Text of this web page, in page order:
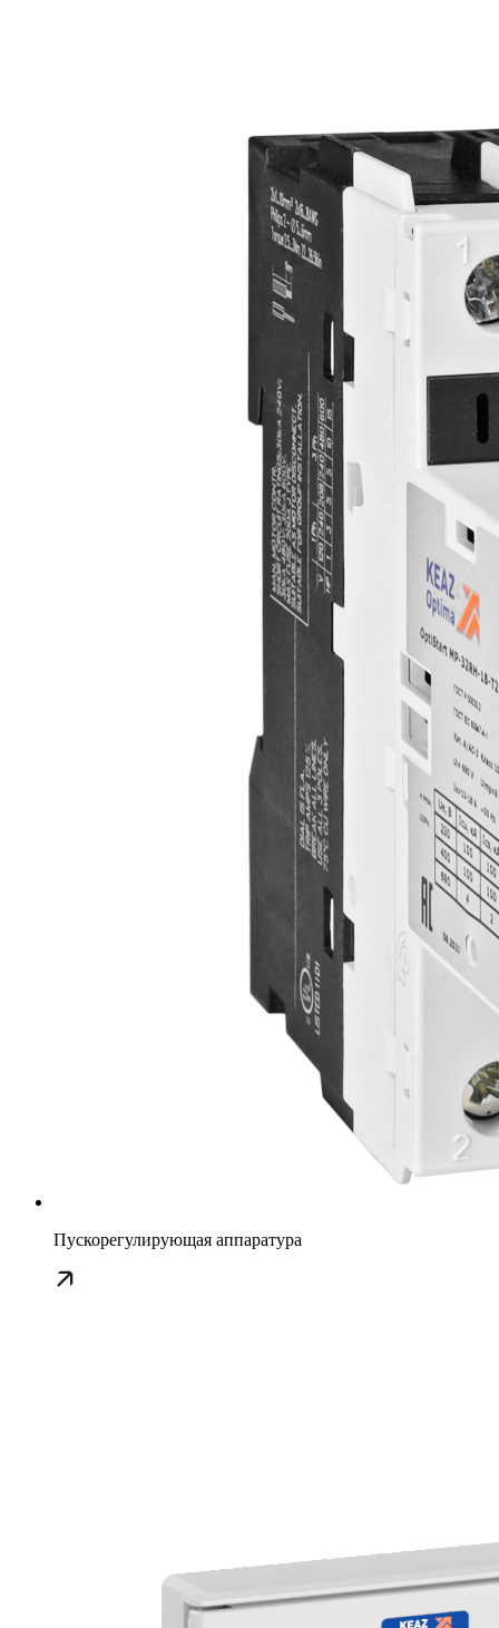
Пускорегулирующая аппаратура